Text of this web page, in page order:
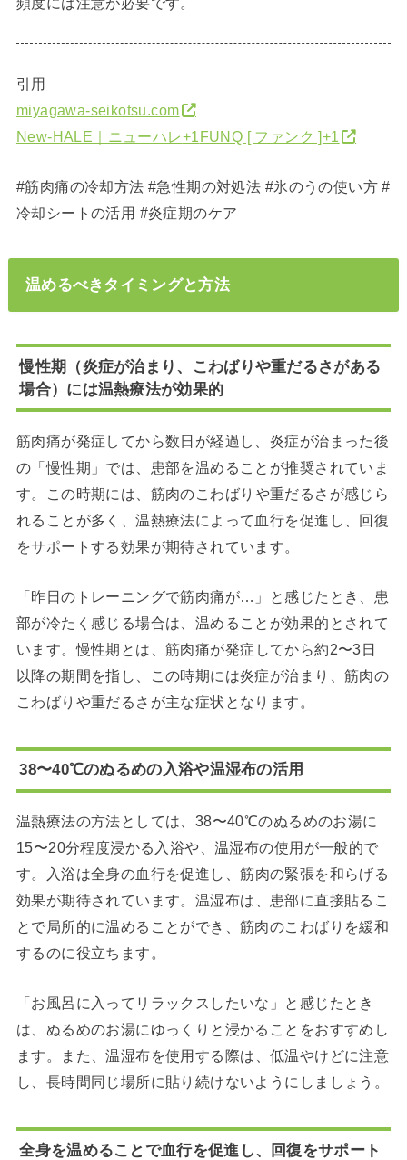
引用
miyagawa-seikotsu.com
New-HALE｜ニューハレ+1FUNQ [ ファンク ]+1
#筋肉痛の冷却方法 #急性期の対処法 #氷のうの使い方 #
冷却シートの活用 #炎症期のケア
温めるべきタイミングと方法
慢性期（炎症が治まり、こわばりや重だるさがある
場合）には温熱療法が効果的
筋肉痛が発症してから数日が経過し、炎症が治まった後
の「慢性期」では、患部を温めることが推奨されていま
す。
この時期には、筋肉のこわばりや重だるさが感じら
れることが多く、温熱療法によって血行を促進し、回復
をサポートする効果が期待されています。
「昨日のトレーニングで筋肉痛が…」と感じたとき、患
部が冷たく感じる場合は、温めることが効果的とされて
います。慢性期とは、筋肉痛が発症してから約2〜3日
以降の期間を指し、この時期には炎症が治まり、筋肉の
こわばりや重だるさが主な症状となります。
38〜40℃のぬるめの入浴や温湿布の活用
温熱療法の方法としては、38〜40℃のぬるめのお湯に
15〜20分程度浸かる入浴や、温湿布の使用が一般的で
す。
入浴は全身の血行を促進し、筋肉の緊張を和らげる
効果が期待されています。 温湿布は、患部に直接貼るこ
とで局所的に温めることができ、筋肉のこわばりを緩和
するのに役立ちます。
「お風呂に入ってリラックスしたいな」と感じたとき
は、ぬるめのお湯にゆっくりと浸かることをおすすめし
ます。
また、温湿布を使用する際は、低温やけどに注意
し、長時間同じ場所に貼り続けないようにしましょう。
全身を温めることで血行を促進し、回復をサポート